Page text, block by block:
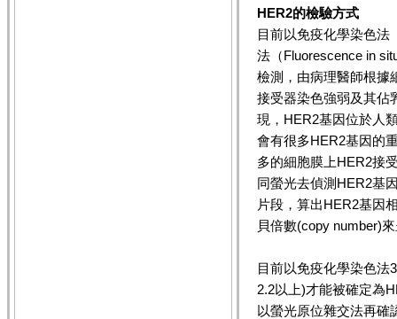
HER2的檢驗方式
目前以免疫化學染色法
法（Fluorescence in
檢測，由病理醫師根據
接受器染色強弱及其佔
現，HER2基因位於人
會有很多HER2基因的
多的細胞膜上HER2接
同螢光去偵測HER2基
片段，算出HER2基因
貝倍數(copy number)
目前以免疫化學染色法
2.2以上)才能被確定為
以螢光原位雜交法再確